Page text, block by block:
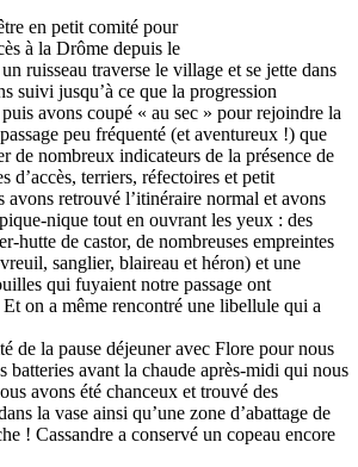
en petit comité pour
à la Drôme depuis le
ruisseau traverse le village et se jette dans
suivi jusqu’à ce que la progression
avons coupé « au sec » pour rejoindre la
peu fréquenté (et aventureux !) que
de nombreux indicateurs de la présence de
d’accès, terriers, réfectoires et petit
avons retrouvé l’itinéraire normal et avons
nique tout en ouvrant les yeux : des
hutte de castor, de nombreuses empreintes
sanglier, blaireau et héron) et une
qui fuyaient notre passage ont
on a même rencontré une libellule qui a
de la pause déjeuner avec Flore pour nous
batteries avant la chaude après-midi qui nous
avons été chanceux et trouvé des
la vase ainsi qu’une zone d’abattage de
! Cassandre a conservé un copeau encore